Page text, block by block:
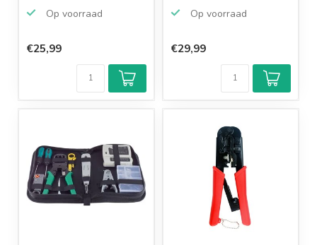
Op voorraad
€25,99
Op voorraad
€29,99